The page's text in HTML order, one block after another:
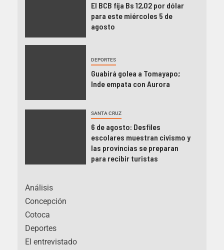
El BCB fija Bs 12,02 por dólar
para este miércoles 5 de
agosto
DEPORTES
Guabirá golea a Tomayapo;
Inde empata con Aurora
SANTA CRUZ
6 de agosto: Desfiles
escolares muestran civismo y
las provincias se preparan
para recibir turistas
Análisis
Concepción
Cotoca
Deportes
El entrevistado